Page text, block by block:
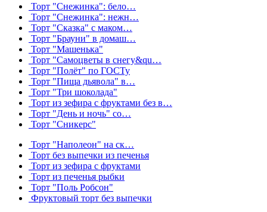
Торт "Снежинка": бело…
Торт "Снежинка": нежн…
Торт "Сказка" с маком…
Торт "Брауни" в домаш…
Торт "Машенька"
Торт "Самоцветы в снегу&qu…
Торт "Полёт" по ГОСТу
Торт "Пища дьявола" в…
Торт "Три шоколада"
Торт из зефира с фруктами без в…
Торт "День и ночь" со…
Торт "Сникерс"
Торт "Наполеон" на ск…
Торт без выпечки из печенья
Торт из зефира с фруктами
Торт из печенья рыбки
Торт "Поль Робсон"
Фруктовый торт без выпечки